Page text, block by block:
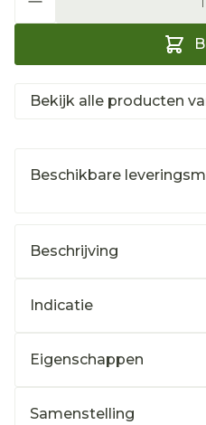
Bekijk alle producten
Beschikbare
Beschrijving
Indicatie
Eigenschappen
Samenstelling